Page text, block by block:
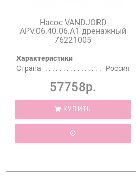
Насос VANDJORD
APV.06.40.06.A1 дренажный
76221005
Характеристики
Страна
Россия
57758р.
КУПИТЬ